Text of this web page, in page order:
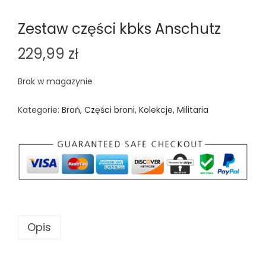
Zestaw części kbks Anschutz
229,99 zł
Brak w magazynie
Kategorie: Broń, Części broni, Kolekcje, Militaria
Opis